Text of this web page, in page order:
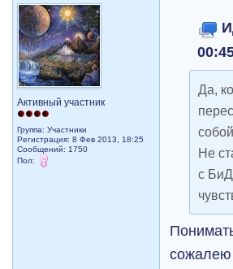
Активный участник
Группа: Участники
Регистрация: 8 Фев 2013, 18:25
Сообщений: 1750
Пол:
Да,
Не
с
сожалею